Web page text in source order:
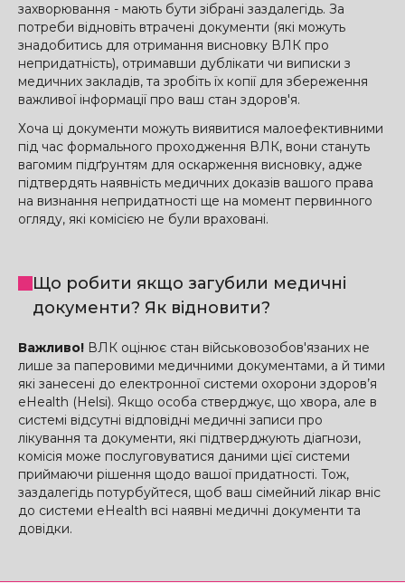
захворювання - мають бути зібрані заздалегідь. За
потреби відновіть втрачені документи (які можуть
знадобитись для отримання висновку ВЛК про
непридатність), отримавши дублікати чи виписки з
медичних закладів, та зробіть їх копії для збереження
важливої інформації про ваш стан здоров'я.
Хоча ці документи можуть виявитися малоефективними
під час формального проходження ВЛК, вони стануть
вагомим підґрунтям для оскарження висновку, адже
підтвердять наявність медичних доказів вашого права
на визнання непридатності ще на момент первинного
огляду, які комісією не були враховані.
Що робити якщо загубили медичні
документи? Як відновити?
Важливо! ВЛК оцінює стан військовозобов'язаних не
лише за паперовими медичними документами, а й тими
які занесені до електронної системи охорони здоров’я
eHealth (Helsi). Якщо особа стверджує, що хвора, але в
системі відсутні відповідні медичні записи про
лікування та документи, які підтверджують діагнози,
комісія може послуговуватися даними цієї системи
приймаючи рішення щодо вашої придатності. Тож,
заздалегідь потурбуйтеся, щоб ваш сімейний лікар вніс
до системи eHealth всі наявні медичні документи та
довідки.